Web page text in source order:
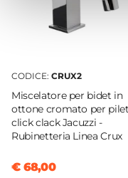
Interasse Di
Tipologia Copri
Avvolgente
Materiale Copri
Termoindurente
Standard
CODICE: CRUX2
Miscelatore per bidet in
ottone cromato per
click clack Jacuzzi -
Rubinetteria Linea Crux
€ 68,00